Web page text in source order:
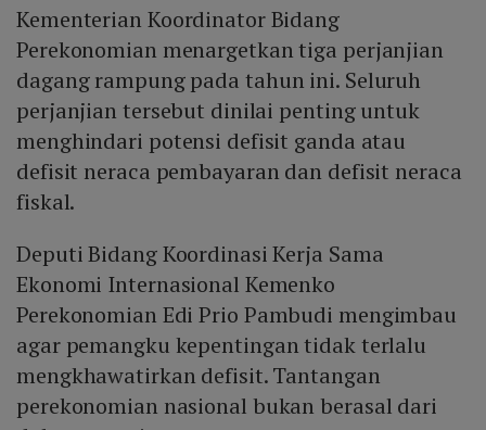
Kementerian Koordinator Bidang
Perekonomian menargetkan tiga perjanjian
dagang rampung pada tahun ini. Seluruh
perjanjian tersebut dinilai penting untuk
menghindari potensi defisit ganda atau
defisit neraca pembayaran dan defisit neraca
fiskal.
Deputi Bidang Koordinasi Kerja Sama
Ekonomi Internasional Kemenko
Perekonomian Edi Prio Pambudi mengimbau
agar pemangku kepentingan tidak terlalu
mengkhawatirkan defisit. Tantangan
perekonomian nasional bukan berasal dari